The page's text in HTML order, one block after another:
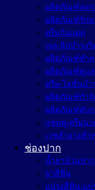
ผลิตภัณฑ์ลดร
ผลิตภัณฑ์รักษ
ครีมกันแดด
เจล-ลิปบำรุง
ผลิตภัณฑ์ทำค
ผลิตภัณฑ์ดูแล
ครีม-โลชั่นบำ
ผลิตภัณฑ์กำ
ผลิตภัณฑ์ดับก
แชมพู-ครีมน
เวชสำอางส
ช่องปาก
น้ำยาบ้วนปาก
ยาสีฟัน
แปรงสีฟัน-แ